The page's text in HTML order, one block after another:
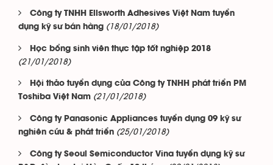
Công ty TNHH Ellsworth Adhesives Việt Nam tuyển
dụng kỹ sư bán hàng (18/01/2018)
Học bổng sinh viên thực tập tốt nghiệp 2018
(21/01/2018)
Hội thảo tuyển dụng của Công ty TNHH phát triển PM
Toshiba Việt Nam (21/01/2018)
Công ty Panasonic Appliances tuyển dụng 09 kỹ sư
nghiên cứu & phát triển (25/01/2018)
Công ty Seoul Semiconductor Vina tuyển dụng kỹ sư